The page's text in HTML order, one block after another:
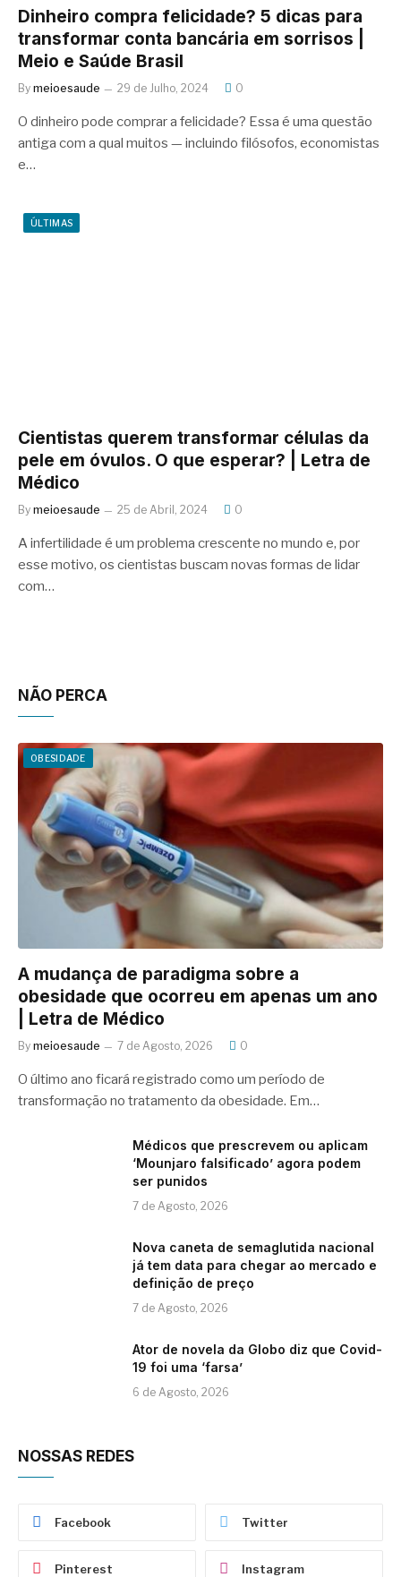
Dinheiro compra felicidade? 5 dicas para
transformar conta bancária em sorrisos |
Meio e Saúde Brasil
By meioesaude 29 de Julho, 2024 0
O dinheiro pode comprar a felicidade? Essa é uma questão
antiga com a qual muitos — incluindo filósofos, economistas
e…
ÚLTIMAS
Cientistas querem transformar células da
pele em óvulos. O que esperar? | Letra de
Médico
By meioesaude 25 de Abril, 2024 0
A infertilidade é um problema crescente no mundo e, por
esse motivo, os cientistas buscam novas formas de lidar
com…
NÃO PERCA
OBESIDADE
A mudança de paradigma sobre a
obesidade que ocorreu em apenas um ano
| Letra de Médico
By meioesaude 7 de Agosto, 2026 0
O último ano ficará registrado como um período de
transformação no tratamento da obesidade. Em…
Médicos que prescrevem ou aplicam
‘Mounjaro falsificado’ agora podem
ser punidos
7 de Agosto, 2026
Nova caneta de semaglutida nacional
já tem data para chegar ao mercado e
definição de preço
7 de Agosto, 2026
Ator de novela da Globo diz que Covid-
19 foi uma ‘farsa’
6 de Agosto, 2026
NOSSAS REDES
Facebook Twitter
Pinterest Instagram